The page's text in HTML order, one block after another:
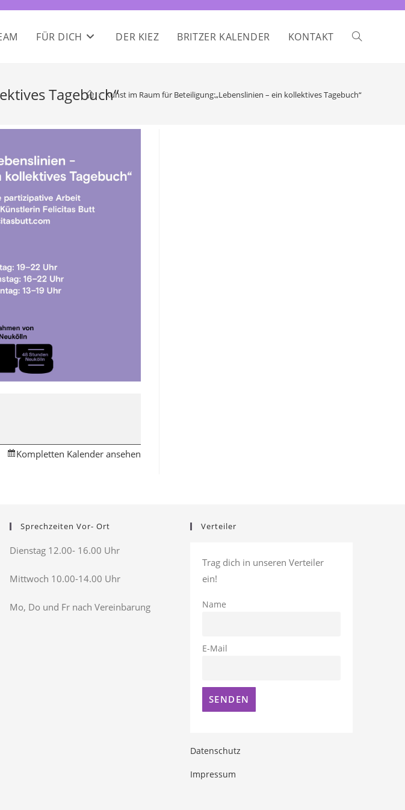
FÜR DICH DER KIEZ BRITZER KALENDER KONTAKT WEBSITE-
SUCHE
Tagebuch“
> Kunst im Raum für Beteiligung:„Lebenslinien – ein kollektives Tagebuch“
Kompletten Kalender ansehen
Sprechzeiten Vor- Ort
Dienstag 12.00- 16.00 Uhr
Mittwoch 10.00-14.00 Uhr
Mo, Do und Fr nach Vereinbarung
Verteiler
Trag dich in unseren Verteiler
ein!
Name
E-Mail
Datenschutz
Impressum